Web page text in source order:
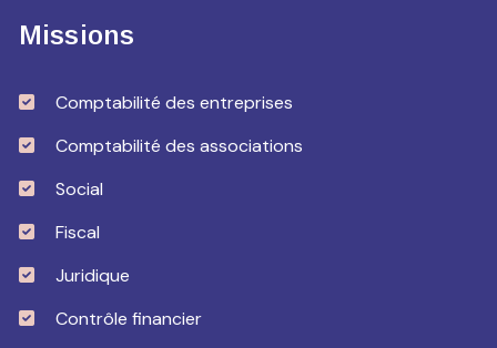
Missions
Comptabilité des entreprises
Comptabilité des associations
Social
Fiscal
Juridique
Contrôle financier